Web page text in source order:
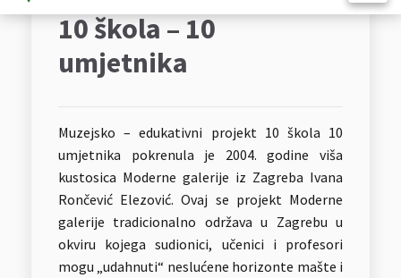
10 škola – 10
umjetnika
Muzejsko – edukativni projekt 10 škola 10
umjetnika pokrenula je 2004. godine viša
kustosica Moderne galerije iz Zagreba Ivana
Rončević Elezović. Ovaj se projekt Moderne
galerije tradicionalno održava u Zagrebu u
okviru kojega sudionici, učenici i profesori
mogu „udahnuti“ neslućene horizonte mašte i